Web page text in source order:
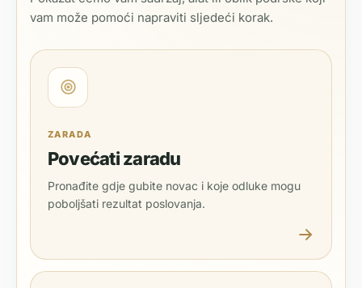
vam može pomoći napraviti sljedeći korak.
ZARADA
Povećati zaradu
Pronađite gdje gubite novac i koje odluke mogu
poboljšati rezultat poslovanja.